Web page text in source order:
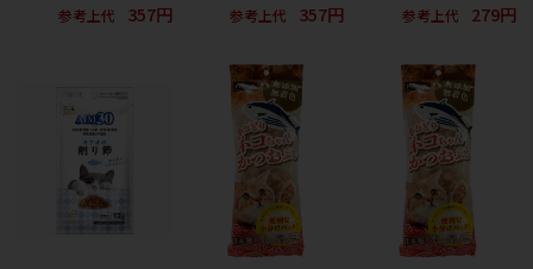
参考上代
357円
参考上代
357円
参考上代
279円